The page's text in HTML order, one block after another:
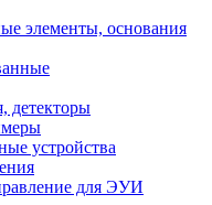
элементы, основания
детекторы
устройства
для ЭУИ